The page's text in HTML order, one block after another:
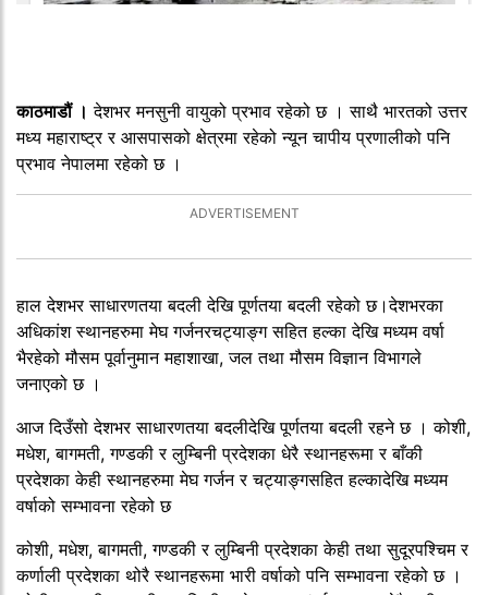
काठमाडौं । देशभर मनसुनी वायुको प्रभाव रहेको छ । साथै भारतको उत्तर
मध्य महाराष्ट्र र आसपासको क्षेत्रमा रहेको न्यून चापीय प्रणालीको पनि
प्रभाव नेपालमा रहेको छ ।
हाल देशभर साधारणतया बदली देखि पूर्णतया बदली रहेको छ।देशभरका
अधिकांश स्थानहरुमा मेघ गर्जनरचट्याङ्ग सहित हल्का देखि मध्यम वर्षा
भैरहेको मौसम पूर्वानुमान महाशाखा, जल तथा मौसम विज्ञान विभागले
जनाएको छ ।
आज दिउँसो देशभर साधारणतया बदलीदेखि पूर्णतया बदली रहने छ । कोशी,
मधेश, बागमती, गण्डकी र लुम्बिनी प्रदेशका धेरै स्थानहरूमा र बाँकी
प्रदेशका केही स्थानहरुमा मेघ गर्जन र चट्याङ्गसहित हल्कादेखि मध्यम
वर्षाको सम्भावना रहेको छ
कोशी, मधेश, बागमती, गण्डकी र लुम्बिनी प्रदेशका केही तथा सुदूरपश्चिम र
कर्णाली प्रदेशका थोरै स्थानहरूमा भारी वर्षाको पनि सम्भावना रहेको छ ।